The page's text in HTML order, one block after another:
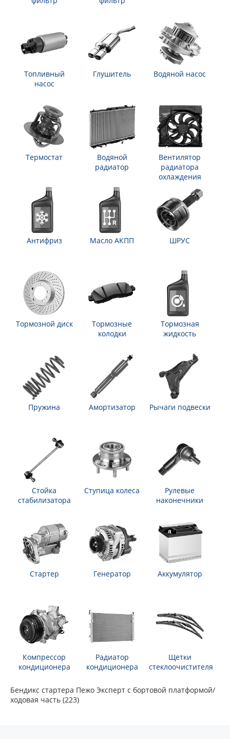
Топливный
насос
Глушитель Водяной насос
Термостат
Водяной
радиатор
Вентилятор
радиатора
охлаждения
Антифриз Масло АКПП ШРУС
Тормозной диск
Тормозные
колодки
Тормозная
жидкость
Пружина Амортизатор Рычаги подвески
Стойка
стабилизатора
Ступица колеса
Рулевые
наконечники
Стартер Генератор Аккумулятор
Компрессор
кондиционера
Радиатор
кондиционера
Щетки
стеклоочистителя
Бендикс стартера Пежо Эксперт c бортовой платформой/
ходовая часть (223)